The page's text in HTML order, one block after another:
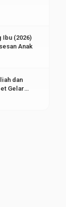
Ibu (2026)
Anak
dan
Gelar